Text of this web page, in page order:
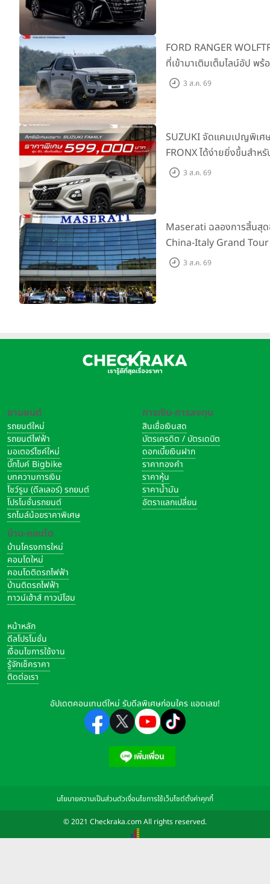
FORD RANGER
ที่เข้ามาเติมเต็มไลน์อัป พ
ผจญภัยด้วยสมรรถนะพร้
3 ส.ค. 69
SUZUKI จัดแคมเปญพิเศษ
FRONX ได้ง่ายยิ่งขึ้นสำห
เริ่มต้น 5.99 แสนบาท จำ
3 ส.ค. 69
Maserati ฉลองการสิ้นสุ
China-Italy Grand
เมืองโมเดนา ประเทศอิตาลี
3 ส.ค. 69
ยานยนต์
รถยนต์ใหม่
รถยนต์ไฟฟ้า
มอเตอร์ไซค์ใหม่
บิ๊กไบค์ Bigbike
บทความการเงิน
โชว์รูม (ดีลเลอร์) รถยนต์
โปรโมชั่นรถยนต์
รถไมล์น้อยราคาพิเศษ
บ้าน-คอนโด
บ้านโครงการใหม่
คอนโดใหม่
คอนโดติดรถไฟฟ้า
บ้านติดรถไฟฟ้า
ทาวน์เฮ้าส์ ทาวน์โฮม
การเงิน-การลงทุน
สินเชื่อเงินสด
บัตรเครดิต / บัตรเดบิต
ดอกเบี้ยเงินฝาก
ราคาทองคำ
ราคาหุ้น
ราคาน้ำมัน
อัตราแลกเปลี่ยน
หน้าหลัก
ดีลโปรโมชั่น
เงื่อนไขการใช้งาน
รู้จักเช็คราคา
ติดต่อเรา
อัปเดตคอนเทนต์ใหม่ รับดีลพิเศษก่อนใคร แอดเลย!
นโยบายความเป็นส่วนตัวเงื่อนไขการใช้เว็บไซต์ตั้งค่าคุกกี้
© 2021 Checkraka.com All rights reserved.